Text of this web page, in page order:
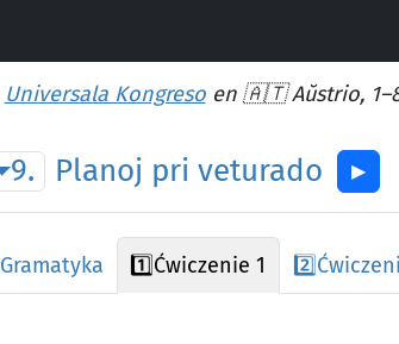
Universala Kongresoen 🇦🇹 Aŭstrio, 1–8
9. Planoj pri veturado ▶︎
Gramatyka 1️⃣Ćwiczenie 1 2️⃣